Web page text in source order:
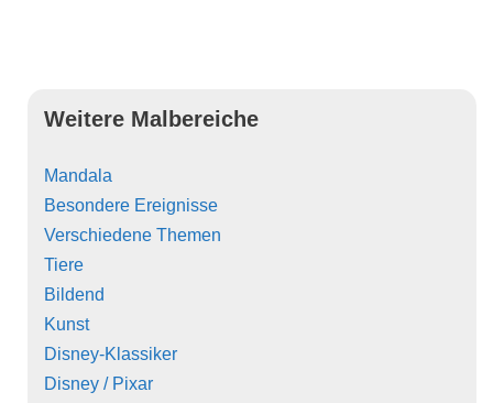
Weitere Malbereiche
Mandala
Besondere Ereignisse
Verschiedene Themen
Tiere
Bildend
Kunst
Disney-Klassiker
Disney / Pixar